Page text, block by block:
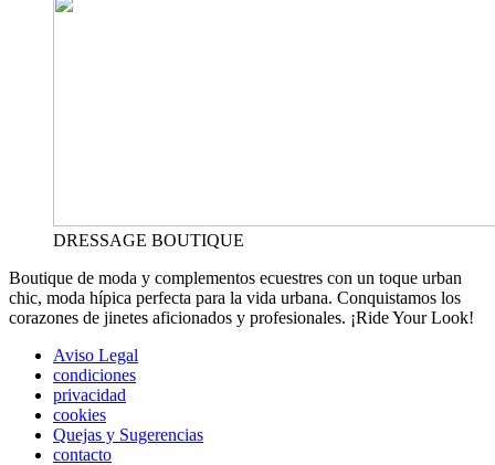
DRESSAGE BOUTIQUE
Boutique de moda y complementos ecuestres con un toque urban
chic, moda hípica perfecta para la vida urbana. Conquistamos los
corazones de jinetes aficionados y profesionales. ¡Ride Your Look!
Aviso Legal
condiciones
privacidad
cookies
Quejas y Sugerencias
contacto